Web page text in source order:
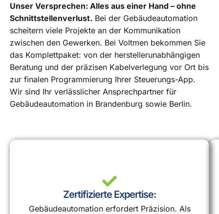
Unser Versprechen: Alles aus einer Hand – ohne
Schnittstellenverlust. Bei der Gebäudeautomation
scheitern viele Projekte an der Kommunikation
zwischen den Gewerken. Bei Voltmen bekommen Sie
das Komplettpaket: von der herstellerunabhängigen
Beratung und der präzisen Kabelverlegung vor Ort bis
zur finalen Programmierung Ihrer Steuerungs-App.
Wir sind Ihr verlässlicher Ansprechpartner für
Gebäudeautomation in Brandenburg sowie Berlin.
Zertifizierte Expertise:
Gebäudeautomation erfordert Präzision. Als